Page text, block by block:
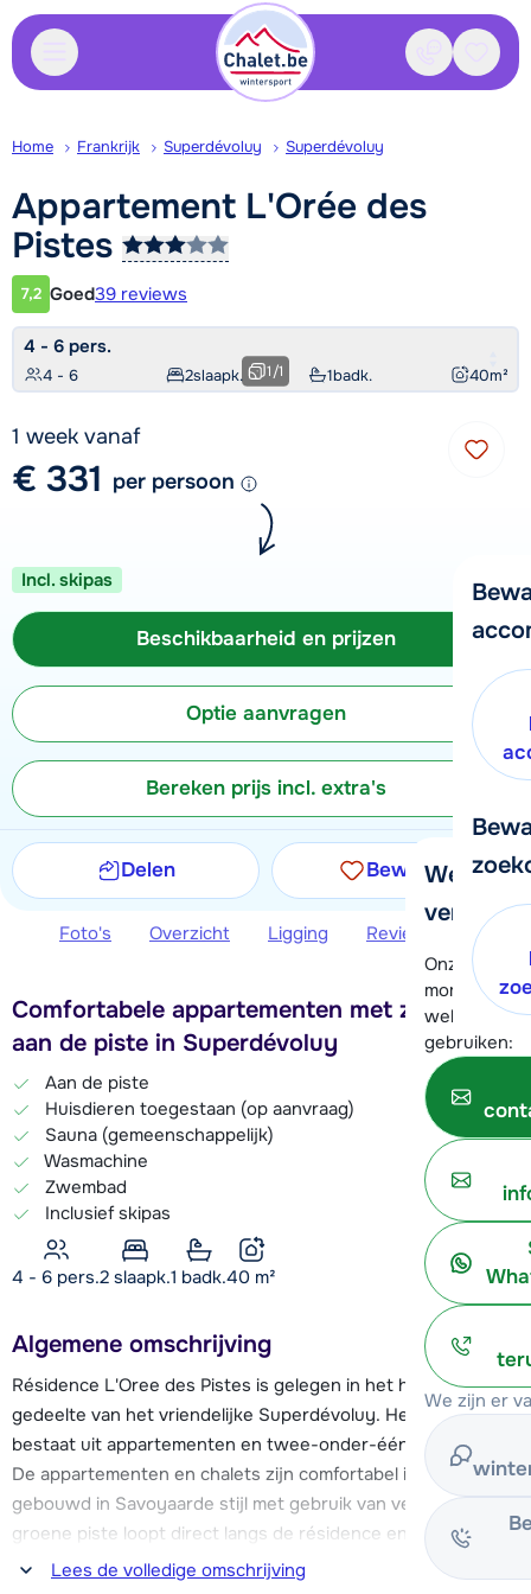
Contact
We
verder!
Onze
moment
wel alvast
gebruiken:
We zijn er
Home Frankrijk Superdévoluy Superdévoluy
Appartement L'Orée des
Pistes
Klantwaardering
7,2 Goed39 reviews
4 - 6 pers.
4 - 6 2slaapk. 1badk. 40m²
1/1
1 week vanaf
€ 331 per persoon
Incl. skipas
Beschikbaarheid en prijzen
Optie aanvragen
Bereken prijs incl. extra's
Delen Bewaren
Foto's Overzicht Ligging Reviews
Comfortabele appartementen met zwembad,
aan de piste in Superdévoluy
Aan de piste
Huisdieren toegestaan (op aanvraag)
Sauna (gemeenschappelijk)
Wasmachine
Zwembad
Inclusief skipas
4 - 6 pers.2 slaapk.1 badk.40 m²
Algemene omschrijving
Résidence L'Oree des Pistes is gelegen in het hogere
gedeelte van het vriendelijke Superdévoluy. Het geheel
bestaat uit appartementen en twee-onder-één-kap chalets.
De appartementen en chalets zijn comfortabel ingericht en
gebouwd in Savoyaarde stijl met gebruik van veel hout. De
groene piste loopt direct langs de résidence en de eerste
skiliften vind je op ca. 200 meter (gemakkelijk per ski
Lees de volledige omschrijving